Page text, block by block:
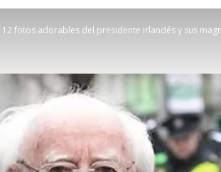
12 fotos adorables del presidente irlandés y sus